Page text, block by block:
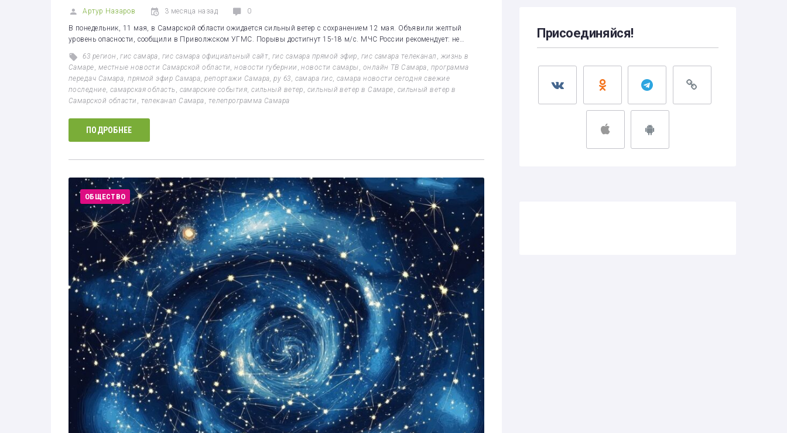
Артур Назаров 3 месяца назад 0
В понедельник, 11 мая, в Самарской области ожидается сильный ветер с сохранением 12 мая. Объявили желтый
уровень опасности, сообщили в Приволжском УГМС. Порывы достигнут 15-18 м/с. МЧС России рекомендует: не…
63 регион ,гис самара, гис самара официальный сайт, гис самара прямой эфир, гис самара телеканал , жизнь в
Самаре, местные новости Самарской области,новости губернии ,новости самары , онлайн ТВ Самара, программа
передач Самара,прямой эфир Самара,репортажи Самара,ру 63, самара гис, самара новости сегодня свежие
последние, самарская область, самарские события,сильный ветер, сильный ветер в Самаре, сильный ветер в
Самарской области , телеканал Самара, телепрограмма Самара
ПОДРОБНЕЕ
ОБЩЕСТВО
Присоединяйся!